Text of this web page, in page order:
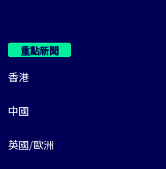
重點新聞
香港
中國
英國/歐洲